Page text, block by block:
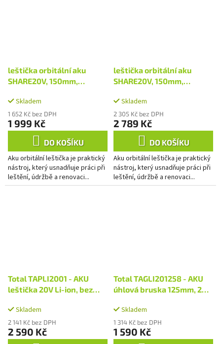
leštička orbitální aku
SHARE20V, 150mm,
nabíječky
Skladem
1 652 Kč bez DPH
1 999 Kč
DO KOŠÍKU
Aku orbitální leštička je praktický
nástroj, který usnadňuje práci při
leštění, údržbě a renovaci...
leštička orbitální aku
SHARE20V, 150mm,
Skladem
2 305 Kč bez DPH
2 789 Kč
DO KOŠÍKU
Aku orbitální leštička je praktický
nástroj, který usnadňuje práci při
leštění, údržbě a renovaci...
Total TAPLI2001 - AKU
leštička 20V Li-ion, bez
Skladem
2 141 Kč bez DPH
2 590 Kč
Total TAGLI201258 - AKU
úhlová bruska 125mm, 20V
nabíječky
Skladem
1 314 Kč bez DPH
1 590 Kč